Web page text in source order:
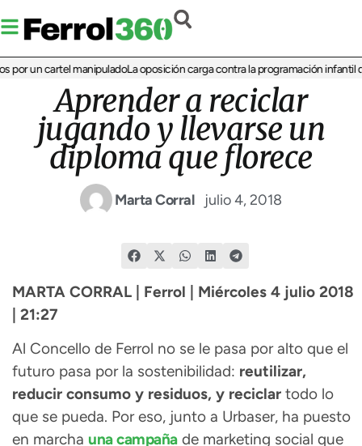
un cartel manipuladoLa oposición carga contra la programación infantil de
Aprender a reciclar
jugando y llevarse un
diploma que florece
Marta Corral julio 4, 2018
MARTA CORRAL | Ferrol | Miércoles 4 julio 2018
| 21:27
Al Concello de Ferrol no se le pasa por alto que el
futuro pasa por la sostenibilidad: reutilizar,
reducir consumo y residuos, y reciclar todo lo
que se pueda. Por eso, junto a Urbaser, ha puesto
en marcha una campañade marketing social que